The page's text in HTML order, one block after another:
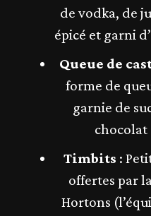
de vodka, de
épicé et garni
Queue de
forme de
garnie de
chocolat
Timbits :
offertes par
Hortons